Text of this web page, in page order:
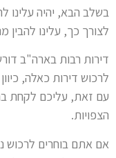
בשלב הבא, יהיה עלינו
לצורך כך, עלינו להבין
דירות רבות בארה"ב
לרכוש דירות כאלה,
עם זאת, עליכם לקחת
הצפויות.
אם אתם בוחרים לרכוש